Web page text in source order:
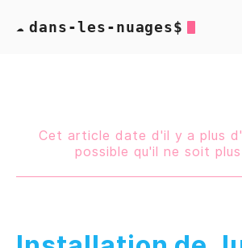
☁ dans-les-nuages$
Cet article date d'il y a plus
possible qu'il ne soit